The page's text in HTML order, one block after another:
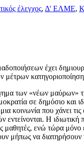
έλεγχος, Δ' ΕΛΜΕ,
έχει
των «νέων μαύρων»
σε δημόσιο και
κοινωνία που χάνει
εντείνονται. Η
μαθητές, ενώ τώρα
μήπως να διατηρήσουν